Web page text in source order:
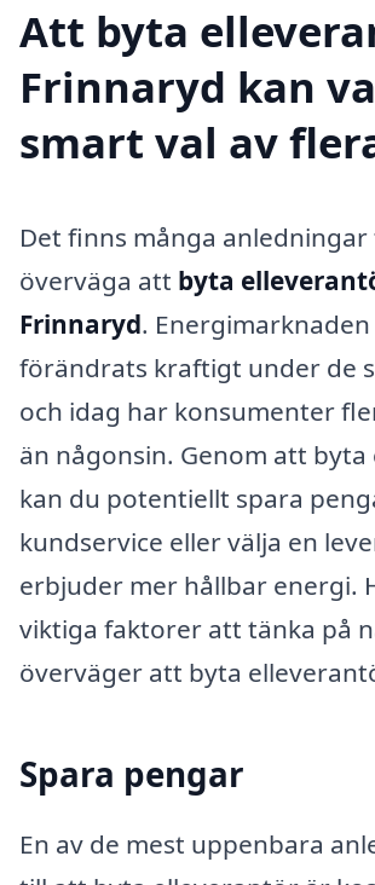
Att byta
Frinnaryd kan
smart val av
Det finns många
överväga att byta
Frinnaryd.
förändrats kraftigt under de
och idag har konsumenter
än någonsin. Genom att
kan du potentiellt spara
kundservice eller välja en
erbjuder mer hållbar energi.
viktiga faktorer att tänka på
överväger att byta
Spara pengar
En av de mest uppenbara